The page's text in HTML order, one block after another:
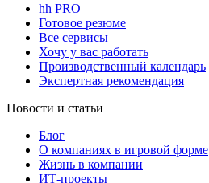
hh PRO
Готовое резюме
Все сервисы
Хочу у вас работать
Производственный календарь
Экспертная рекомендация
Новости и статьи
Блог
О компаниях в игровой форме
Жизнь в компании
ИТ-проекты